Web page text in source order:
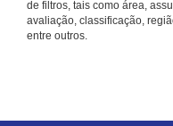
de filtros, tais como área,
avaliação, classificação,
entre outros.